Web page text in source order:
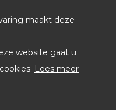
maakt deze
website gaat u
Lees meer